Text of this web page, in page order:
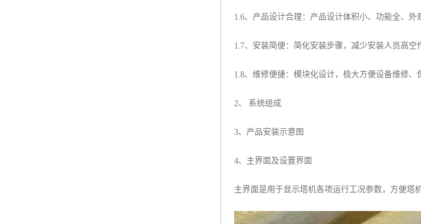
1.6、产品设计合理：产品设计体积小、功能全、
1.7、安装简便：简化安装步骤，减少安装人员高空
1.8、维修便捷：模块化设计，极大方便设备维修、
2、 系统组成
3、产品安装示意图
4、主界面及设置界面
主界面是用于显示塔机各项运行工况参数，方便塔